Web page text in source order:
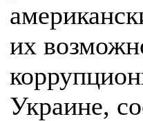
их
Украине,